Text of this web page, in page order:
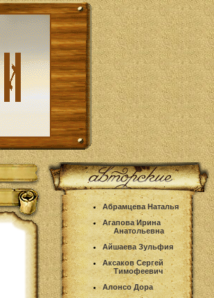
Абрамцева Наталья
Агапова Ирина
Анатольевна
Айшаева Зульфия
Аксаков Сергей
Тимофеевич
Алонсо Дора